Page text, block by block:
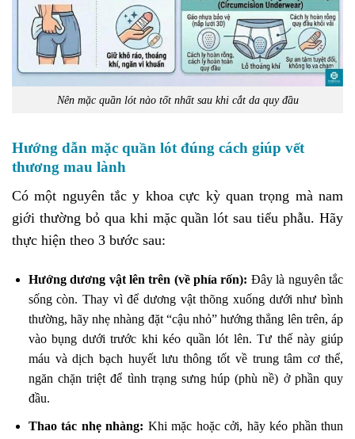
Nên mặc quần lót nào tốt nhất sau khi cắt da quy đầu
Hướng dẫn mặc quần lót đúng cách giúp vết
thương mau lành
Có một nguyên tắc y khoa cực kỳ quan trọng mà nam
giới thường bỏ qua khi mặc quần lót sau tiểu phẫu. Hãy
thực hiện theo 3 bước sau:
Hướng dương vật lên trên (về phía rốn): Đây là nguyên tắc
sống còn. Thay vì để dương vật thõng xuống dưới như bình
thường, hãy nhẹ nhàng đặt “cậu nhỏ” hướng thẳng lên trên, áp
vào bụng dưới trước khi kéo quần lót lên. Tư thế này giúp
máu và dịch bạch huyết lưu thông tốt về trung tâm cơ thể,
ngăn chặn triệt để tình trạng sưng húp (phù nề) ở phần quy
đầu.
Thao tác nhẹ nhàng: Khi mặc hoặc cởi, hãy kéo phần thun